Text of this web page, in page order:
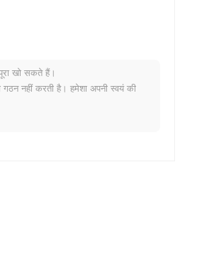
खो सकते हैं।
नहीं करती है। हमेशा अपनी स्वयं की